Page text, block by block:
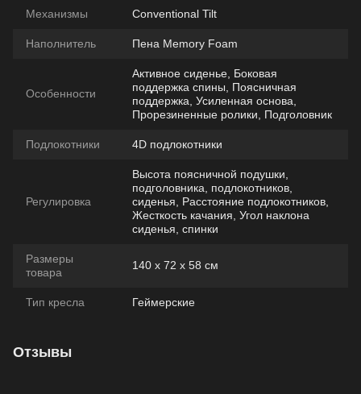
Механизмы Conventional Tilt
Наполнитель Пена Memory Foam
Особенности
Активное сиденье, Боковая
поддержка спины, Поясничная
поддержка, Усиленная основа,
Прорезиненные ролики, Подголовник
Подлокотники 4D подлокотники
Регулировка
Высота поясничной подушки,
подголовника, подлокотников,
сиденья, Расстояние подлокотников,
Жесткость качания, Угол наклона
сиденья, спинки
Размеры
товара
140 х 72 х 58 см
Тип кресла Геймерские
Отзывы